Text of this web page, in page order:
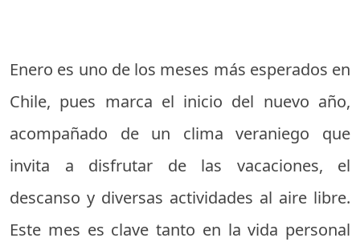
Enero es uno de los meses más esperados en
Chile, pues marca el inicio del nuevo año,
acompañado de un clima veraniego que
invita a disfrutar de las vacaciones, el
descanso y diversas actividades al aire libre.
Este mes es clave tanto en la vida personal